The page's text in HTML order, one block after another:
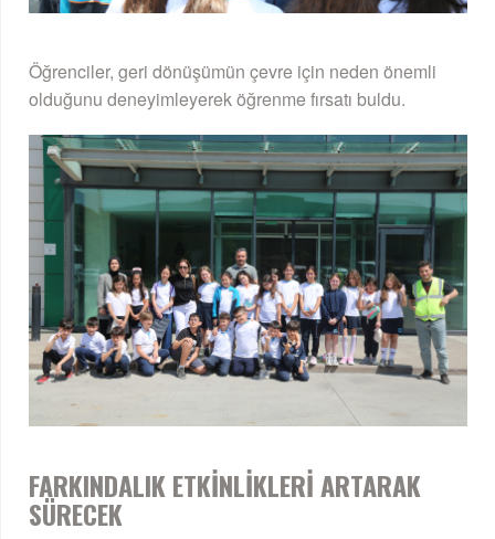
Öğrenciler, geri dönüşümün çevre için neden önemli
olduğunu deneyimleyerek öğrenme fırsatı buldu.
FARKINDALIK ETKİNLİKLERİ ARTARAK
SÜRECEK